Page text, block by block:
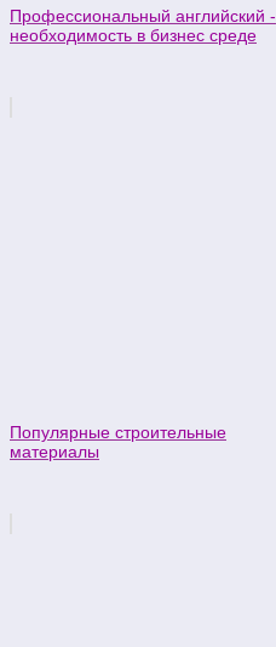
Профессиональный английский -
необходимость в бизнес среде
Популярные строительные
материалы